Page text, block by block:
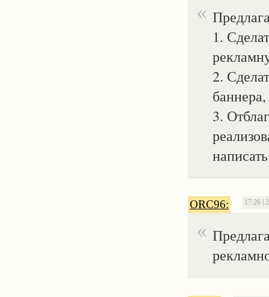
1.
2.
3.
ORC96: 17:26 |